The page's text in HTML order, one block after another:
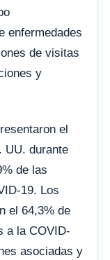
enfermedades
de visitas
y
el
UU. durante
de las
19. Los
el 64,3% de
a la COVID-
asociadas y